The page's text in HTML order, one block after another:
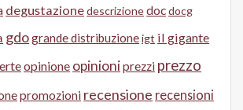
degustazionedescrizionedocdocg
gdogrande distribuzioneigt il gigante
opinione opinioniprezzi prezzo
promozioni recensione recensioni